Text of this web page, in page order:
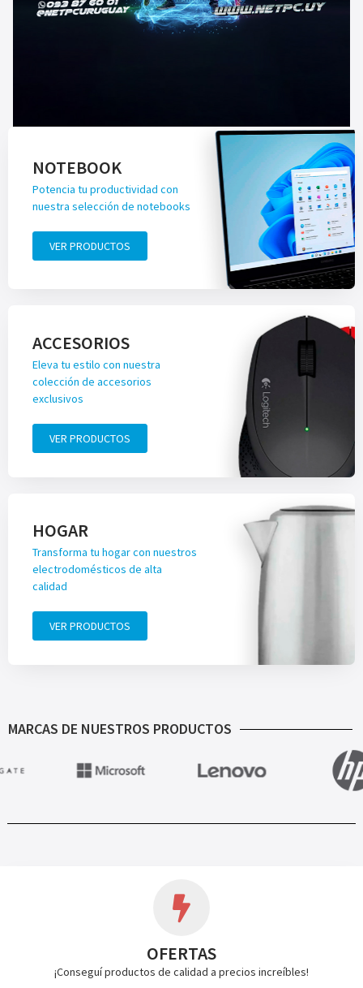
NOTEBOOK
Potencia tu productividad con
nuestra selección de notebooks
VER PRODUCTOS
ACCESORIOS
Eleva tu estilo con nuestra
colección de accesorios
exclusivos
VER PRODUCTOS
HOGAR
Transforma tu hogar con nuestros
electrodomésticos de alta
calidad
VER PRODUCTOS
MARCAS DE NUESTROS PRODUCTOS
OFERTAS
¡Conseguí productos de calidad a precios increíbles!